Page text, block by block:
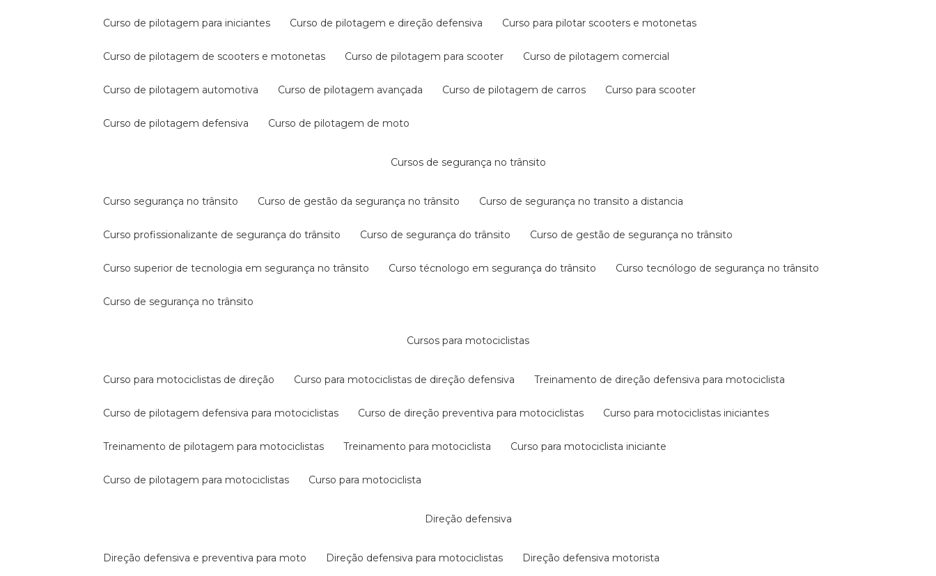
curso de pilotagem para iniciantes curso de pilotagem e direção defensiva curso para pilotar scooters e motonetas
curso de pilotagem de scooters e motonetas curso de pilotagem para scooter curso de pilotagem comercial
curso de pilotagem automotiva curso de pilotagem avançada curso de pilotagem de carros curso para scooter
curso de pilotagem defensiva curso de pilotagem de moto
cursos de segurança no trânsito
curso segurança no trânsito curso de gestão da segurança no trânsito curso de segurança no transito a distancia
curso profissionalizante de segurança do trânsito curso de segurança do trânsito curso de gestão de segurança no trânsito
curso superior de tecnologia em segurança no trânsito curso técnologo em segurança do trânsito curso tecnólogo de segurança no trânsito
curso de segurança no trânsito
cursos para motociclistas
curso para motociclistas de direção curso para motociclistas de direção defensiva treinamento de direção defensiva para motociclista
curso de pilotagem defensiva para motociclistas curso de direção preventiva para motociclistas curso para motociclistas iniciantes
treinamento de pilotagem para motociclistas treinamento para motociclista curso para motociclista iniciante
curso de pilotagem para motociclistas curso para motociclista
direção defensiva
direção defensiva e preventiva para moto direção defensiva para motociclistas direção defensiva motorista